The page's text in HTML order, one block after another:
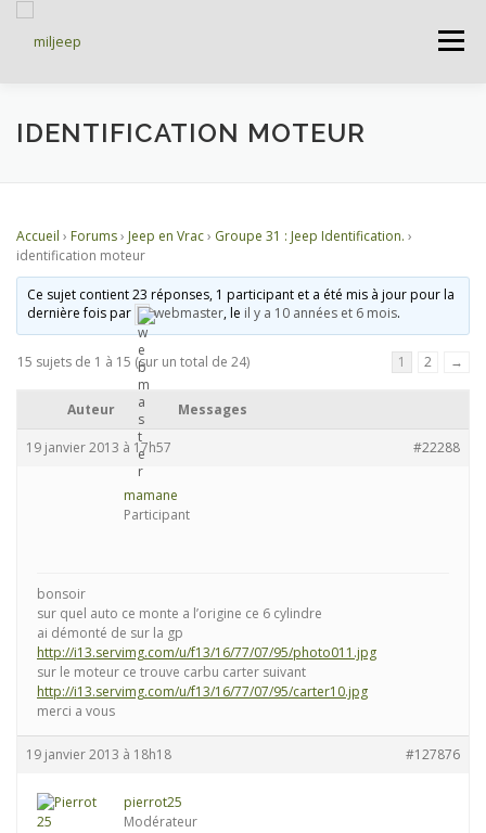
Menu
ACCUEIL ARTICLES PETITES ANNONCES
DOCUMENTATIONS FORUMS S’INSCRIRE
CONNEXION
IDENTIFICATION MOTEUR
Accueil › Forums› Jeep en Vrac› Groupe 31 : Jeep Identification. ›
identification moteur
Ce sujet contient 23 réponses, 1 participant et a été mis à jour pour la
dernière fois par
webmaster, le il y a 10 années et 6 mois.
15 sujets de 1 à 15 (sur un total de 24) 1 2 →
Auteur Messages
19 janvier 2013 à 17h57 #22288
mamane
Participant
bonsoir
sur quel auto ce monte a l’origine ce 6 cylindre
ai démonté de sur la gp
http://i13.servimg.com/u/f13/16/77/07/95/photo011.jpg
sur le moteur ce trouve carbu carter suivant
http://i13.servimg.com/u/f13/16/77/07/95/carter10.jpg
merci a vous
19 janvier 2013 à 18h18 #127876
pierrot25
Modérateur